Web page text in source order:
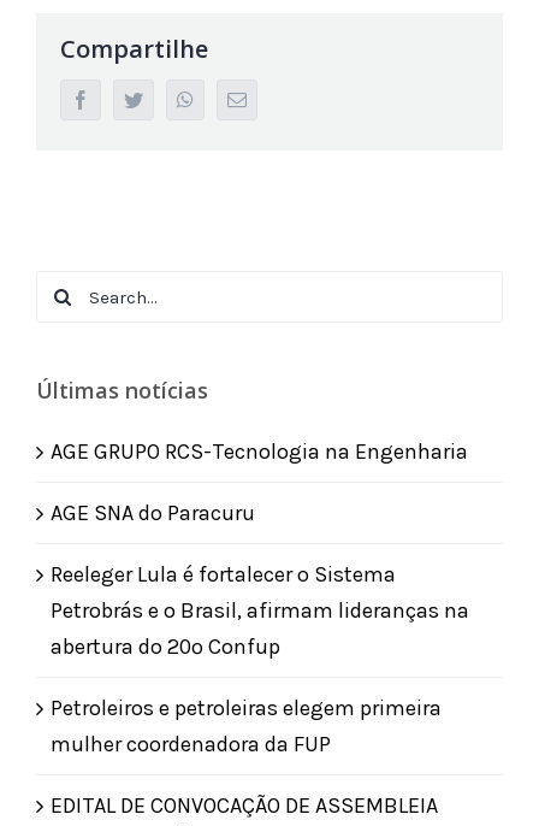
Compartilhe
facebooktwitter whatsappEmail
Search
Últimas notícias
AGE GRUPO RCS-Tecnologia na Engenharia
AGE SNA do Paracuru
Reeleger Lula é fortalecer o Sistema
Petrobrás e o Brasil, afirmam lideranças na
abertura do 20º Confup
Petroleiros e petroleiras elegem primeira
mulher coordenadora da FUP
EDITAL DE CONVOCAÇÃO DE ASSEMBLEIA